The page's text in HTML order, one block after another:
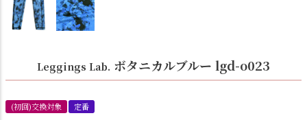
Leggings Lab. ボタニカルブルー lgd-o023
(初回)交換対象 定番